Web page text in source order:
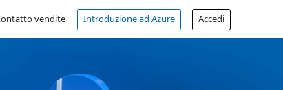
vendite Introduzione ad Azure Accedi